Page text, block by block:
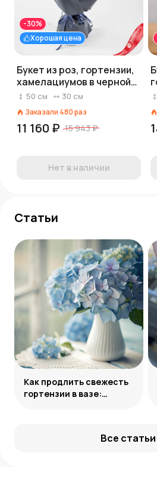
Хорошая цена
-30%
Букет из роз, гортензии,
хамелациумов в черной
упаковке «Шикарный»
50 см 30 см
Заказали 480раз
11 160 ₽ 15 943 ₽
Нет в наличии
Статьи
Все статьи
Как продлить свежесть
гортензии в вазе: